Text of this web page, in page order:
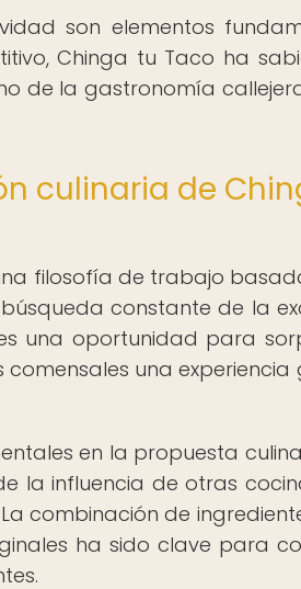
son elementos
Chinga tu Taco ha
de la gastronomía
culinaria de
filosofía de trabajo
constante de la
una oportunidad para
una
en la propuesta
la influencia de otras
combinación de
ha sido clave para